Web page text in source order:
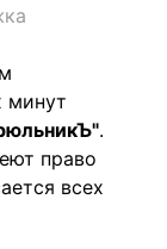
минут
.
право
всех